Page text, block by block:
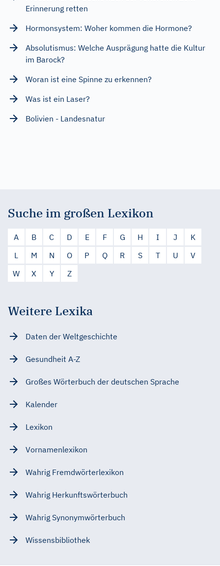
Erinnerung retten
Hormonsystem: Woher kommen die Hormone?
Absolutismus: Welche Ausprägung hatte die Kultur
im Barock?
Woran ist eine Spinne zu erkennen?
Was ist ein Laser?
Bolivien - Landesnatur
Suche im großen Lexikon
A B C D E F G H I J
K
L
M N O P Q R S T U
V
W
X Y Z
Weitere Lexika
Daten der Weltgeschichte
Gesundheit A-Z
Großes Wörterbuch der deutschen Sprache
Kalender
Lexikon
Vornamenlexikon
Wahrig Fremdwörterlexikon
Wahrig Herkunftswörterbuch
Wahrig Synonymwörterbuch
Wissensbibliothek